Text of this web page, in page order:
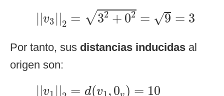
|v3 2 = √32 + 02 = √9 = 3
2=32+02 3
Por tanto, sus distancias inducidas al
origen son:
||v || = d(v ,0 ) = 10
v1 d( 0 v) 10